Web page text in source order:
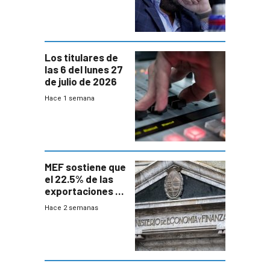
Los titulares de
las 6 del lunes 27
de julio de 2026
Hace 1 semana
MEF sostiene que
el 22.5% de las
exportaciones a
EE.UU se verán
Hace 2 semanas